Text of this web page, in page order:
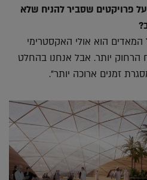
פרויקטים שסביר להניח שלא
המאדים הוא אולי האקסטרימי
הרחוק יותר. אבל אנחנו בהחלט
זמנים ארוכה יותר".